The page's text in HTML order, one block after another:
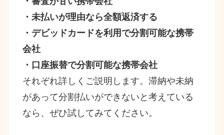
・未払いが理由なら全額返済する
・デビッドカードを利用で分割可能な携帯
会社
・口座振替で分割可能な携帯会社
それぞれ詳しくご説明します。滞納や未納
があって分割払いができないと考えている
なら、ぜひ試してみてください。